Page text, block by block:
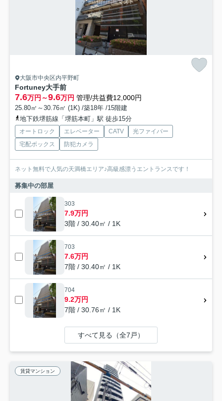
大阪市中央区内平野町
Fortuney大手前
7.6万円～9.6万円 管理/共益費12,000円
25.80㎡～30.76㎡ (1K) /築18年 /15階建
地下鉄堺筋線「堺筋本町」駅 徒歩15分
オートロック エレベーター CATV
光ファイバー
宅配ボックス
防犯カメラ
ネット無料で人気の天満橋エリア♪高級感漂うエントランスです！
募集中の部屋
303
7.9万円
3階 / 30.40㎡ / 1K
703
7.6万円
7階 / 30.40㎡ / 1K
704
9.2万円
7階 / 30.76㎡ / 1K
すべて見る（全7戸）
賃貸マンション